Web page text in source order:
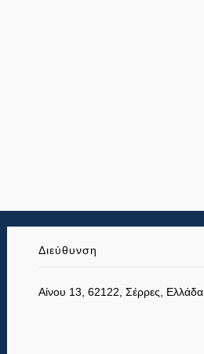
Διεύθυνση
Αίνου 13, 62122, Σέρρες, Ελλάδα